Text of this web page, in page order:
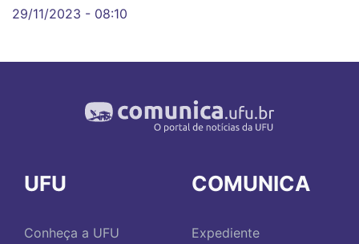
29/11/2023 - 08:10
UFU
Conheça a UFU
COMUNICA
Expediente